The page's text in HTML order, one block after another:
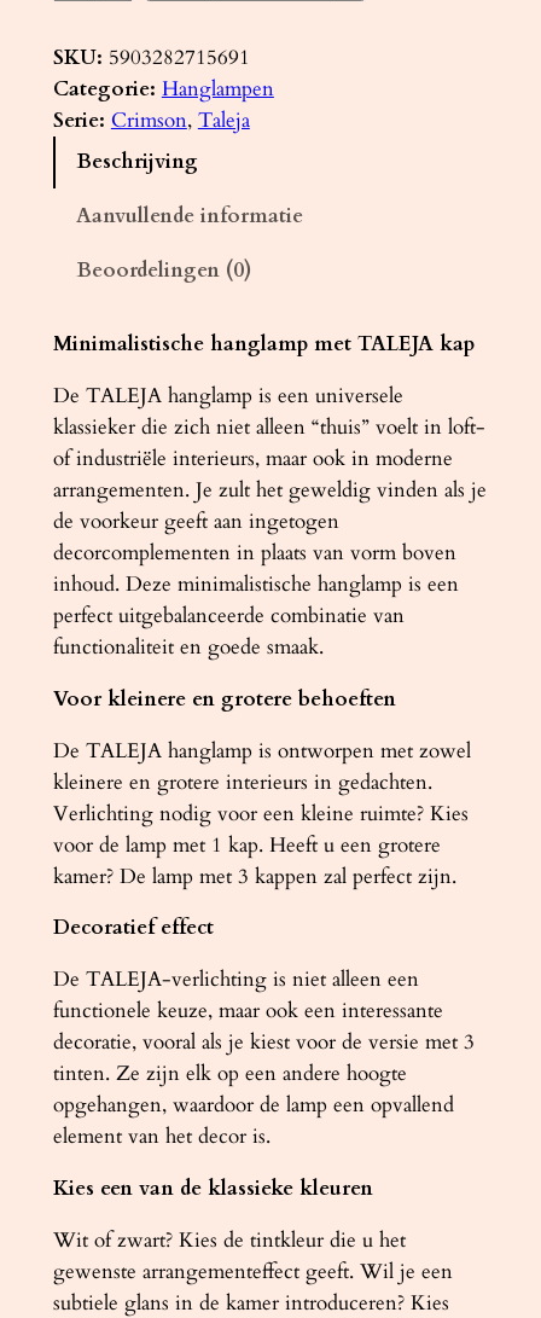
n
g
l
E
A
3
w
i
t
[
E
2
7
a
a
n
t
a
l
SKU: 5903282715691
Categorie: Hanglampen
Serie: Crimson, Taleja
Beschrijving
Aanvullende informatie
Beoordelingen (0)
Minimalistische hanglamp met TALEJA kap
De TALEJA hanglamp is een universele
klassieker die zich niet alleen “thuis” voelt in loft-
of industriële interieurs, maar ook in moderne
arrangementen. Je zult het geweldig vinden als je
de voorkeur geeft aan ingetogen
decorcomplementen in plaats van vorm boven
inhoud. Deze minimalistische hanglamp is een
perfect uitgebalanceerde combinatie van
functionaliteit en goede smaak.
Voor kleinere en grotere behoeften
De TALEJA hanglamp is ontworpen met zowel
kleinere en grotere interieurs in gedachten.
Verlichting nodig voor een kleine ruimte? Kies
voor de lamp met 1 kap. Heeft u een grotere
kamer? De lamp met 3 kappen zal perfect zijn.
Decoratief effect
De TALEJA-verlichting is niet alleen een
functionele keuze, maar ook een interessante
decoratie, vooral als je kiest voor de versie met 3
tinten. Ze zijn elk op een andere hoogte
opgehangen, waardoor de lamp een opvallend
element van het decor is.
Kies een van de klassieke kleuren
Wit of zwart? Kies de tintkleur die u het
gewenste arrangementeffect geeft. Wil je een
subtiele glans in de kamer introduceren? Kies